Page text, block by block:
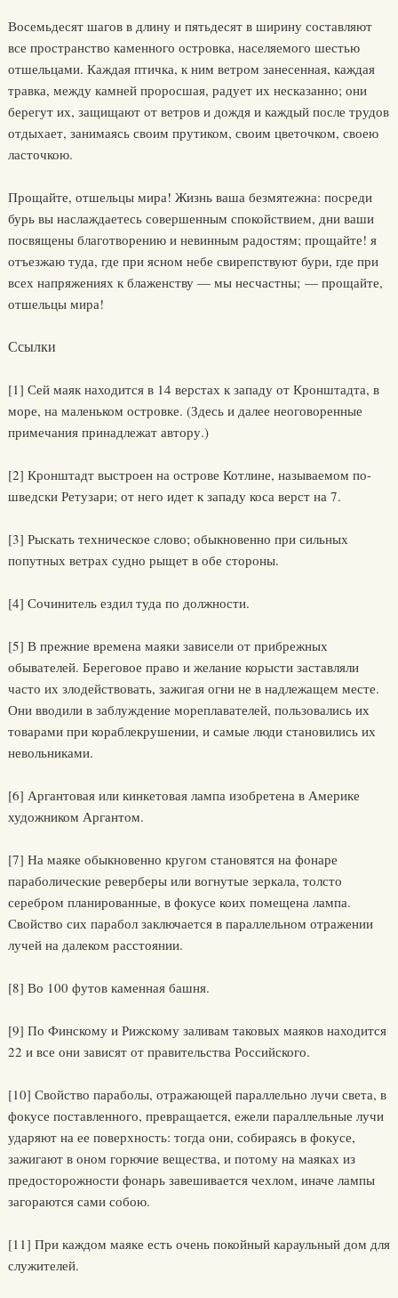
Восемьдесят шагов в длину и пятьдесят в ширину составляют
все пространство каменного островка, населяемого шестью
отшельцами. Каждая птичка, к ним ветром занесенная, каждая
травка, между камней проросшая, радует их несказанно; они
берегут их, защищают от ветров и дождя и каждый после трудов
отдыхает, занимаясь своим прутиком, своим цветочком, своею
ласточкою.
Прощайте, отшельцы мира! Жизнь ваша безмятежна: посреди
бурь вы наслаждаетесь совершенным спокойствием, дни ваши
посвящены благотворению и невинным радостям; прощайте! я
отъезжаю туда, где при ясном небе свирепствуют бури, где при
всех напряжениях к блаженству — мы несчастны; — прощайте,
отшельцы мира!
Ссылки
[1] Сей маяк находится в 14 верстах к западу от Кронштадта, в
море, на маленьком островке. (Здесь и далее неоговоренные
примечания принадлежат автору.)
[2] Кронштадт выстроен на острове Котлине, называемом по-
шведски Ретузари; от него идет к западу коса верст на 7.
[3] Рыскать техническое слово; обыкновенно при сильных
попутных ветрах судно рыщет в обе стороны.
[4] Сочинитель ездил туда по должности.
[5] В прежние времена маяки зависели от прибрежных
обывателей. Береговое право и желание корысти заставляли
часто их злодействовать, зажигая огни не в надлежащем месте.
Они вводили в заблуждение мореплавателей, пользовались их
товарами при кораблекрушении, и самые люди становились их
невольниками.
[6] Аргантовая или кинкетовая лампа изобретена в Америке
художником Аргантом.
[7] На маяке обыкновенно кругом становятся на фонаре
параболические реверберы или вогнутые зеркала, толсто
серебром планированные, в фокусе коих помещена лампа.
Свойство сих парабол заключается в параллельном отражении
лучей на далеком расстоянии.
[8] Во 100 футов каменная башня.
[9] По Финскому и Рижскому заливам таковых маяков находится
22 и все они зависят от правительства Российского.
[10] Свойство параболы, отражающей параллельно лучи света, в
фокусе поставленного, превращается, ежели параллельные лучи
ударяют на ее поверхность: тогда они, собираясь в фокусе,
зажигают в оном горючие вещества, и потому на маяках из
предосторожности фонарь завешивается чехлом, иначе лампы
загораются сами собою.
[11] При каждом маяке есть очень покойный караульный дом для
служителей.